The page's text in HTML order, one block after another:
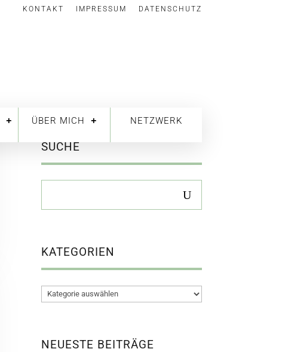
KONTAKT IMPRESSUM DATENSCHUTZ
ÜBER MICH NETZWERK
SUCHE
KATEGORIEN
Kategorien
NEUESTE BEITRÄGE